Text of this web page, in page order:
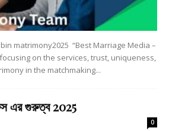
matrimony2025 “Best Marriage Media –
on the services, trust, uniqueness,
in the matchmaking...
এর গুরুত্ব 2025
0